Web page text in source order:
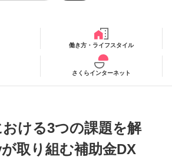
働き方・ライフスタイル
さくらインターネット
ける3つの課題を解
取り組む補助金DX